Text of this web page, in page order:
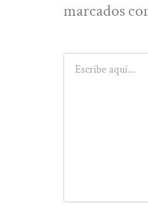
marcados
Escribe
aquí...